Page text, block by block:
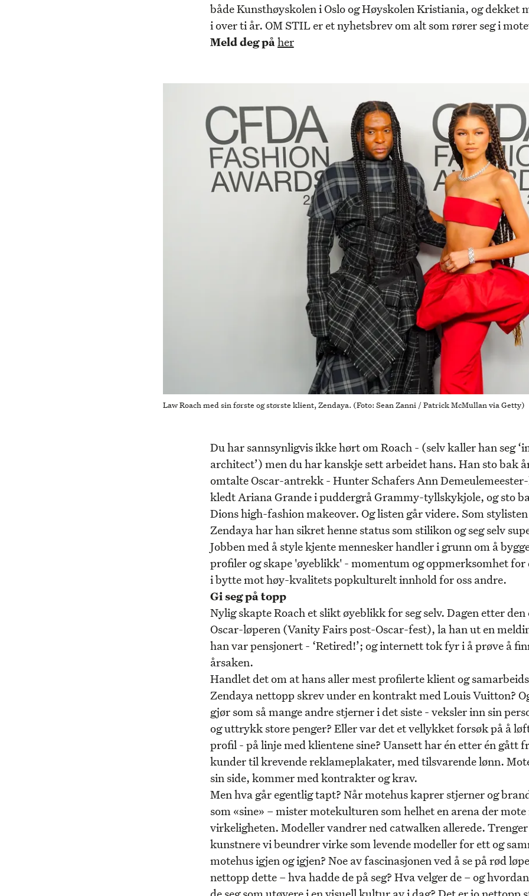
både Kunsthøyskolen i Oslo og Høyskolen Kristiania, og dekket
i over ti år. OM STIL er et nyhetsbrev om alt som rører seg i
Meld deg påher
Law Roach med sin første og største klient, Zendaya. (Foto: Sean Zanni / Patrick McMullan via Getty)
Du har sannsynligvis ikke hørt om Roach - (selv kaller han seg
architect’) men du har kanskje sett arbeidet hans. Han sto bak
omtalte Oscar-antrekk - Hunter Schafers Ann
kledt Ariana Grande i puddergrå Grammy-tyllskykjole, og sto
Dions high-fashion makeover. Og listen går videre. Som
Zendaya har han sikret henne status som stilikon og seg selv
Jobben med å style kjente mennesker handler i grunn om å
profiler og skape 'øyeblikk' - momentum og oppmerksomhet for
i bytte mot høy-kvalitets popkulturelt innhold for oss andre.
Gi seg på topp
Nylig skapte Roach et slikt øyeblikk for seg selv. Dagen etter den
Oscar-løperen (Vanity Fairs post-Oscar-fest), la han ut en
han var pensjonert - ‘Retired!’; og internett tok fyr i å prøve å
årsaken.
Handlet det om at hans aller mest profilerte klient og
Zendaya nettopp skrev under en kontrakt med Louis Vuitton?
gjør som så mange andre stjerner i det siste - veksler inn sin
og uttrykk store penger? Eller var det et vellykket forsøk på å
profil - på linje med klientene sine? Uansett har én etter én gått
kunder til krevende reklameplakater, med tilsvarende lønn.
sin side, kommer med kontrakter og krav.
Men hva går egentlig tapt? Når motehus kaprer stjerner og
som «sine» – mister motekulturen som helhet en arena der
virkeligheten. Modeller vandrer ned catwalken allerede. Trenger
kunstnere vi beundrer virke som levende modeller for ett og
motehus igjen og igjen? Noe av fascinasjonen ved å se på rød
nettopp dette – hva hadde de på seg? Hva velger de – og